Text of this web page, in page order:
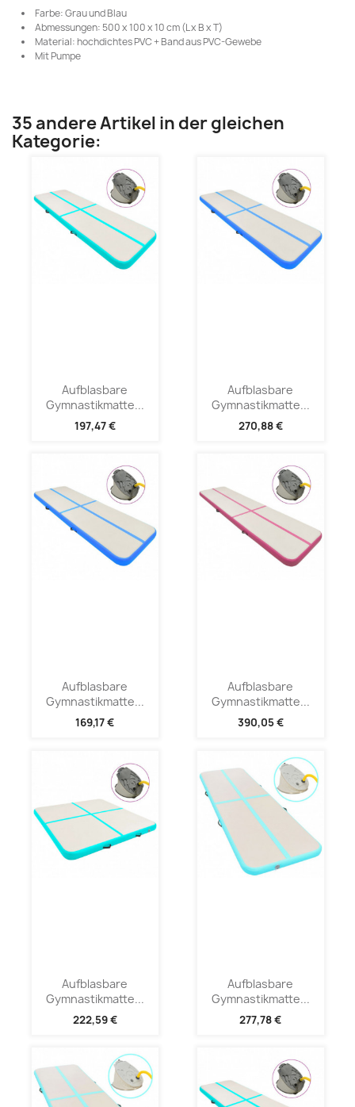
Farbe: Grau und Blau
Abmessungen: 500 x 100 x 10 cm (L x B x T)
Material: hochdichtes PVC + Band aus PVC-Gewebe
Mit Pumpe
35 andere Artikel in der gleichen
Kategorie:
Aufblasbare
Gymnastikmatte...
197,47 €
Aufblasbare
Gymnastikmatte...
270,88 €
Aufblasbare
Gymnastikmatte...
169,17 €
Aufblasbare
Gymnastikmatte...
390,05 €
Aufblasbare
Gymnastikmatte...
222,59 €
Aufblasbare
Gymnastikmatte...
277,78 €